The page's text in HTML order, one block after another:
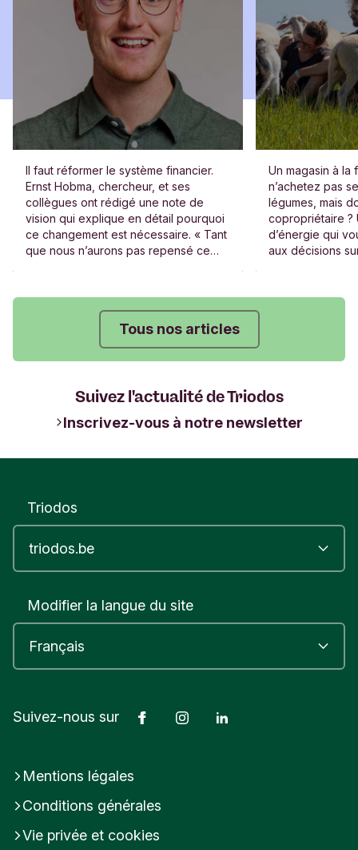
Il faut réformer le système financier.
Ernst Hobma, chercheur, et ses
collègues ont rédigé une note de
vision qui explique en détail pourquoi
ce changement est nécessaire. « Tant
que nous n’aurons pas repensé ce
Un magasin à la
n’achetez pas
légumes, mais
copropriétaire ?
d’énergie qui
aux décisions
Tous nos articles
Suivez l'actualité de Triodos
Inscrivez-vous à notre newsletter
Triodos
Modifier la langue du site
Suivez-nous sur FacebookInstagram
Mentions légales
Conditions générales
Vie privée et cookies